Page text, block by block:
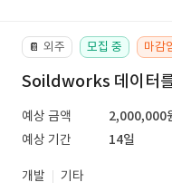
📔 외주 모집 중 마감
Soildworks 데이터
예상 금액
2,000,000
예상 기간
14일
개발
기타